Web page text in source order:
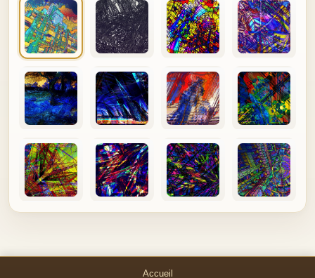
Accueil